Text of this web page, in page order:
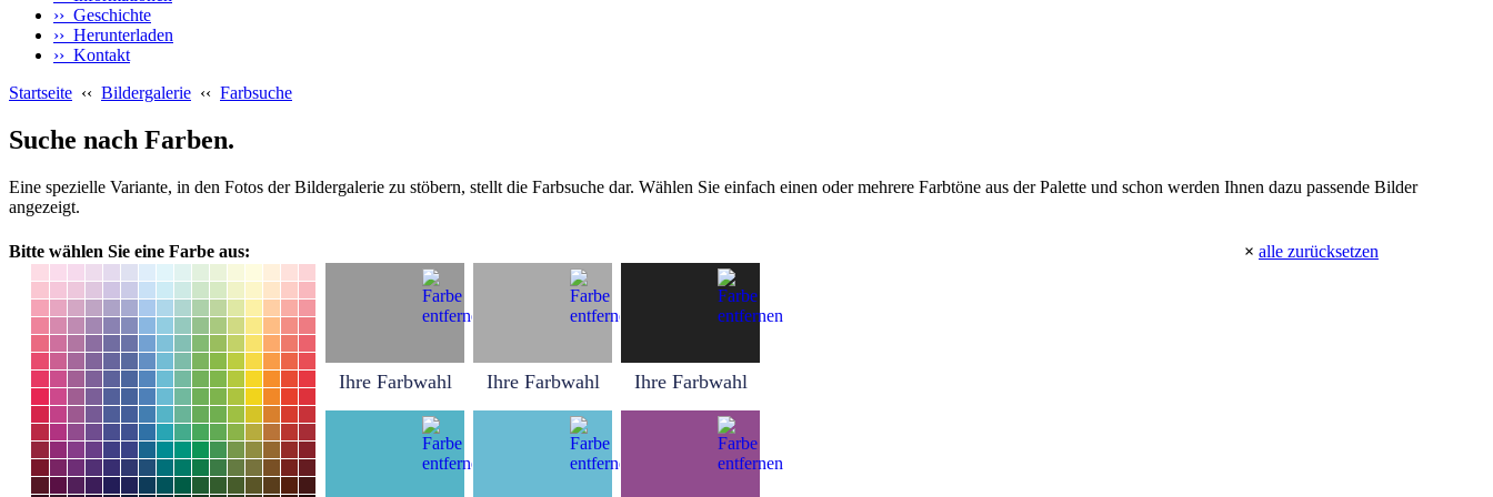
›› Geschichte
›› Herunterladen
›› Kontakt
Startseite ‹‹ Bildergalerie ‹‹ Farbsuche
Suche nach Farben.
Eine spezielle Variante, in den Fotos der Bildergalerie zu stöbern, stellt die Farbsuche dar. Wählen Sie einfach einen oder mehrere Farbtöne aus der Palette und schon werden Ihnen dazu passende Bilder
angezeigt.
× alle zurücksetzen
Bitte wählen Sie eine Farbe aus:
Ihre Farbwahl Ihre Farbwahl Ihre Farbwahl